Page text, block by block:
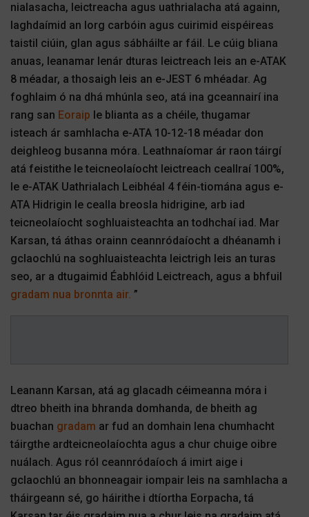
nialasacha, leictreacha agus uathrialacha atá againn,
laghdaímid an lorg carbóin agus cuirimid eispéireas
taistil ciúin, glan agus sábháilte ar fáil. Le cúig bliana
anuas, leanamar lenár dturas leictreach leis an e-ATAK
8 méadar, a thosaigh leis an e-JEST 6 mhéadar. Ag
foghlaim ó na dhá mhúnla seo, atá ina gceannairí ina
rang san Eoraip le blianta as a chéile, thugamar
isteach ár samhlacha e-ATA 10-12-18 méadar don
deighleog busanna móra. Leathnaíomar ár raon táirgí
atá feistithe le teicneolaíocht leictreach ceallraí 100%,
le e-ATAK Uathrialach Leibhéal 4 féin-tiomána agus e-
ATA Hidrigin le cealla breosla hidrigine, arb iad
teicneolaíocht soghluaisteachta an todhchaí iad. Mar
Karsan, tá áthas orainn ceannródaíocht a dhéanamh i
gclaochlú na soghluaisteachta leictrigh leis an turas
seo, ar a dtugaimid Éabhlóid Leictreach, agus a bhfuil
gradam nua bronnta air. ”
Leanann Karsan, atá ag glacadh céimeanna móra i
dtreo bheith ina bhranda domhanda, de bheith ag
buachan gradam ar fud an domhain lena chumhacht
táirgthe ardteicneolaíochta agus a chur chuige oibre
nuálach. Agus ról ceannródaíoch á imirt aige i
gclaochlú an bhonneagair iompair leis na samhlacha a
tháirgeann sé, go háirithe i dtíortha Eorpacha, tá